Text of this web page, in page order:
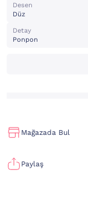
Desen
Düz
Detay
Ponpon
Mağazada Bul
Paylaş